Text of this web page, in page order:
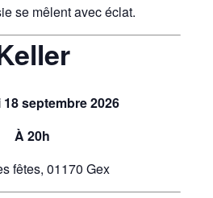
se mêlent avec éclat.
septembre 2026
À 20h
fêtes, 01170 Gex